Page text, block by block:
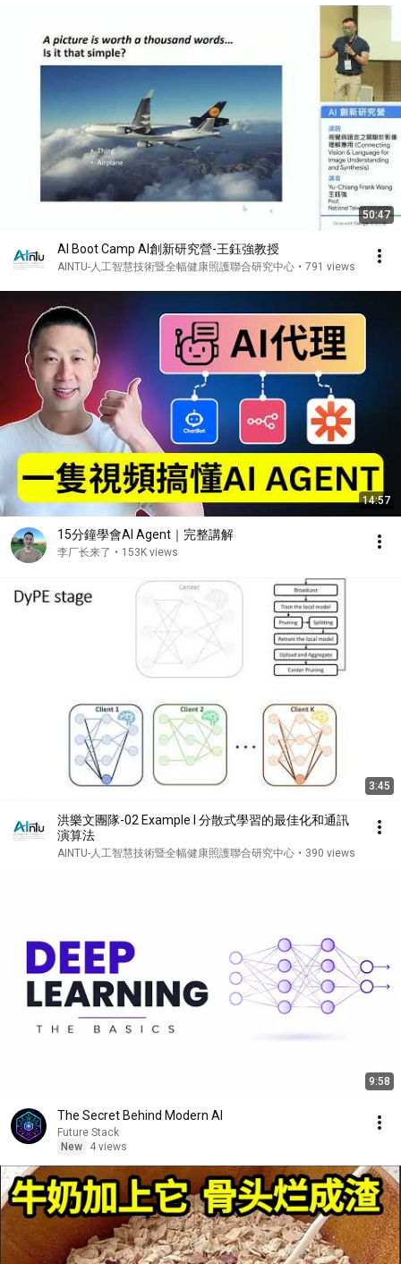
50:47
AI Boot Camp AI創新研究營-王鈺強教授
AINTU-人工智慧技術暨全幅健康照護聯合研究中心 • 791 views
14:57
15分鐘學會AI Agent｜完整講解
李厂长来了 • 153K views
3:45
洪樂文團隊-02 Example I 分散式學習的最佳化和通訊
演算法
AINTU-人工智慧技術暨全幅健康照護聯合研究中心 • 390 views
9:58
The Secret Behind Modern AI
Future Stack
New
4 views